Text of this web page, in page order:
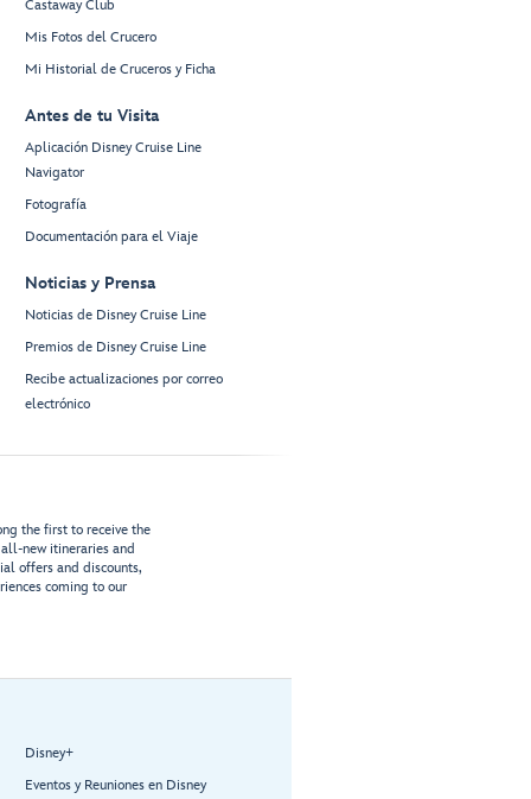
Castaway Club
Mis Fotos del Crucero
Mi Historial de Cruceros y Ficha
Antes de tu Visita
Aplicación Disney Cruise Line
Navigator
Fotografía
Documentación para el Viaje
Noticias y Prensa
Noticias de Disney Cruise Line
Premios de Disney Cruise Line
Recibe actualizaciones por correo
electrónico
the first to receive the
new itineraries and
offers and discounts,
coming to our
Disney+
Eventos y Reuniones en Disney